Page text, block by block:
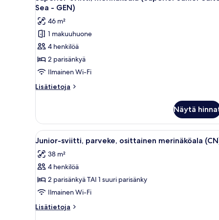
merinäköala
kaikki
huonetyypin
Superior-
sviitti,
merinäköala
(Superior
Junior
Suite
Sea
GEN)
kuvat
Sea - GEN)
46 m²
1 makuuhuone
4 henkilöä
2 parisänkyä
Ilmainen Wi-Fi
Lisätietoja
Lisätietoja
merinäköala
(Superior
Junior
Sea
Näytä
Avaa
kaikki
huonetyypin
Junior-
sviitti,
parveke,
osittainen
merinäköala
Hotellihuone, jossa on suuri
4
Junior-sviitti, parveke, osittainen merinäköala
38 m²
4 henkilöä
2 parisänkyä TAI 1 suuri parisänky
Ilmainen Wi-Fi
Lisätietoja
Lisätietoja